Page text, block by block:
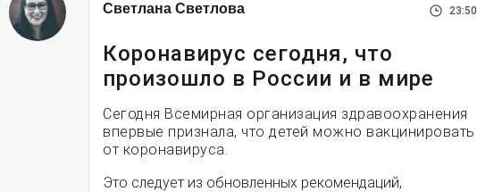
Светлана Светлова 23:50
Коронавирус сегодня, что
произошло в России и в мире
Сегодня Всемирная организация здравоохранения
впервые признала, что детей можно вакцинировать
от коронавируса.
Это следует из обновленных рекомендаций,